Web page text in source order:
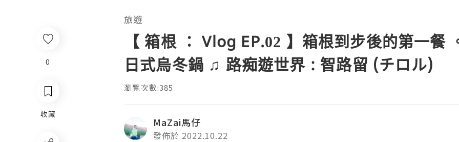
旅遊
【 箱根 ： Vlog EP.02 】箱根到步後的第一餐
日式烏冬鍋 ♫ 路痴遊世界 : 智路留 (チロル)
瀏覽次數:385
MaZai馬仔
發佈於 2022.10.22
0
收藏